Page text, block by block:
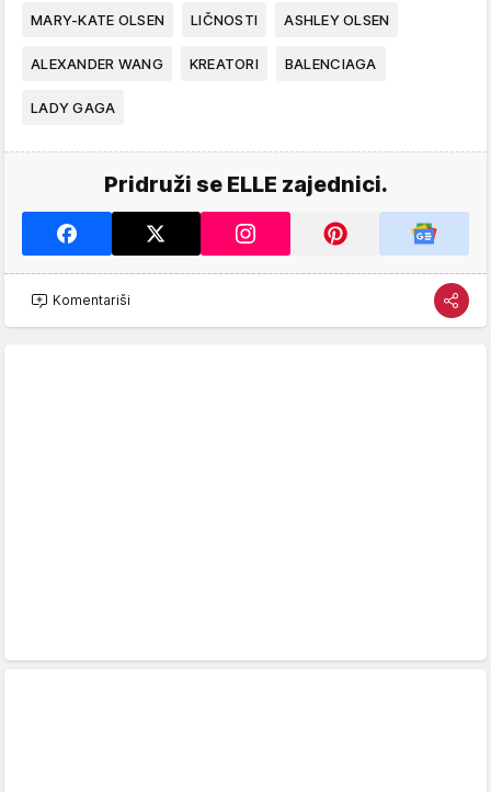
MARY-KATE OLSEN LIČNOSTI ASHLEY OLSEN
ALEXANDER WANG KREATORI BALENCIAGA
LADY GAGA
Pridruži se ELLE zajednici.
Komentariši